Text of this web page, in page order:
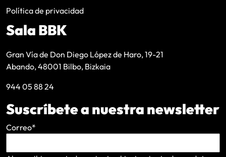
Política de privacidad
Sala BBK
Gran Vía de Don Diego López de Haro, 19-21
Abando, 48001 Bilbo, Bizkaia
944 05 88 24
Suscríbete a nuestra newsletter
Correo*